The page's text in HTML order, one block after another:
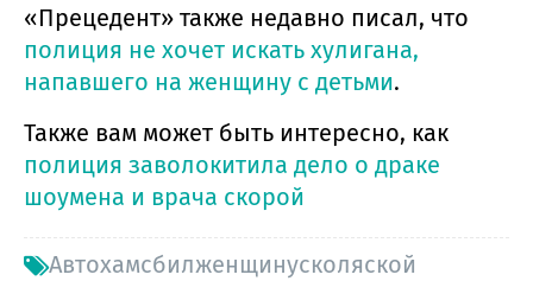
«Прецедент» также недавно писал, что
полиция не хочет искать хулигана,
напавшего на женщину с детьми.
Также вам может быть интересно, как
полиция заволокитила дело о драке
шоумена и врача скорой
Автохамсбилженщинусколяской